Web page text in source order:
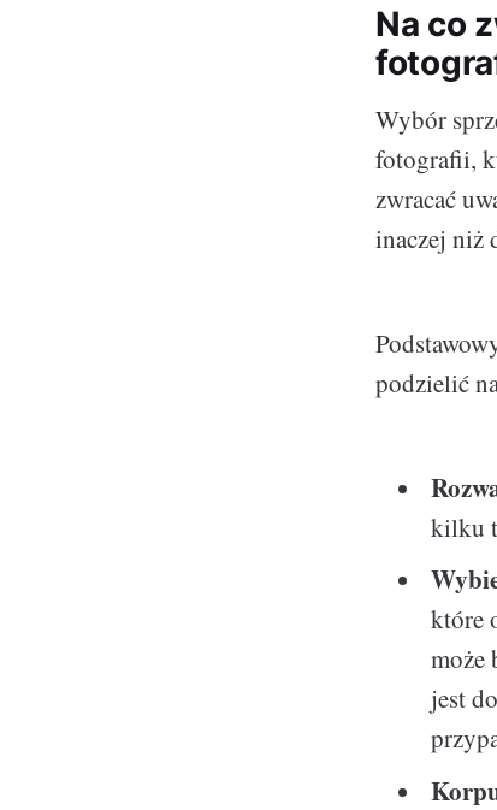
Na co
Wybór
fotografii,
zwracać
inaczej niż
podzielić
kilku
które
może
jest